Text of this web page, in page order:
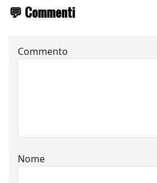
💬 Commenti